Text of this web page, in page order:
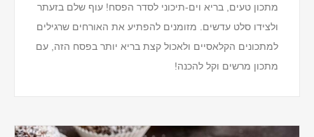
מתכון טעים, בריא וים-תיכוני לסדר הפסח! עוף שלם בזעתר
ולצידו סלט עדשים. מזומנים להפתיע את האורחים שרגילים
למתכונים הקלאסיים ולאכול קצת בריא יותר בפסח הזה, עם
מתכון מרשים וקל להכנה!